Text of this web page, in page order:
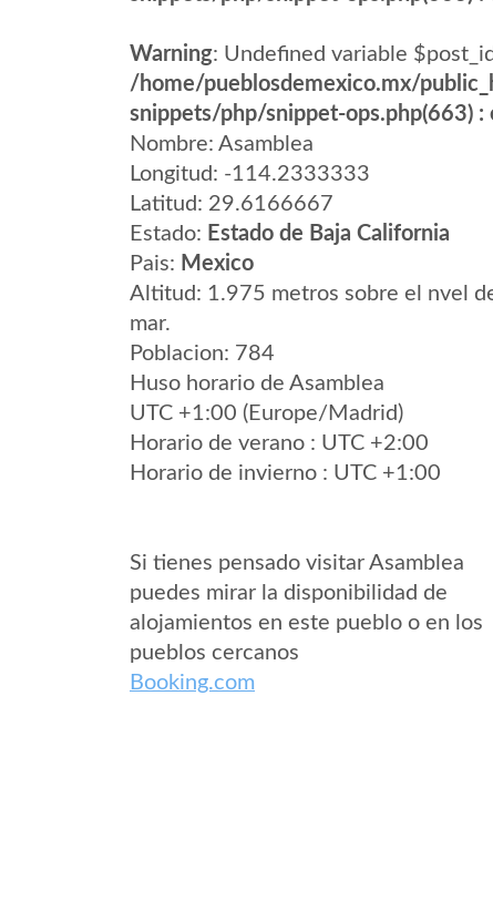
Warning: Undefined variable
/home/pueblosdemexico.mx/
snippets/php/snippet-ops.php(663) :
Nombre: Asamblea
Longitud: -114.2333333
Latitud: 29.6166667
Estado: Estado de Baja California
Pais: Mexico
Altitud: 1.975 metros sobre el nvel
mar.
Poblacion: 784
Huso horario de Asamblea
UTC +1:00 (Europe/Madrid)
Horario de verano : UTC +2:00
Horario de invierno : UTC +1:00
Si tienes pensado visitar Asamblea
puedes mirar la disponibilidad de
alojamientos en este pueblo o en los
pueblos cercanos
Booking.com